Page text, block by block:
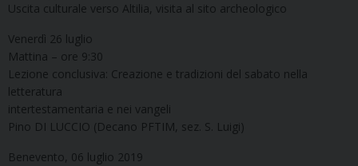
Uscita culturale verso Altilia, visita al sito archeologico
Venerdì 26 luglio
Mattina – ore 9:30
Lezione conclusiva: Creazione e tradizioni del sabato nella
letteratura
intertestamentaria e nei vangeli
Pino DI LUCCIO (Decano PFTIM, sez. S. Luigi)
Benevento, 06 luglio 2019